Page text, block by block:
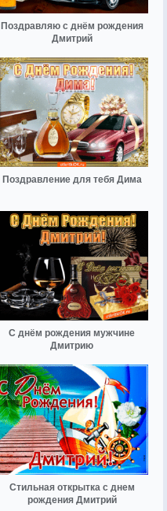
Поздравляю с днём рождения
Дмитрий
Поздравление для тебя Дима
С днём рождения мужчине
Дмитрию
Стильная открытка с днем
рождения Дмитрий